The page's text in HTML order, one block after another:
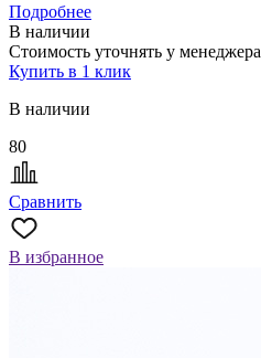
Подробнее
В наличии
Стоимость уточнять у менеджера
Купить в 1 клик
В наличии
80
Сравнить
В избранное